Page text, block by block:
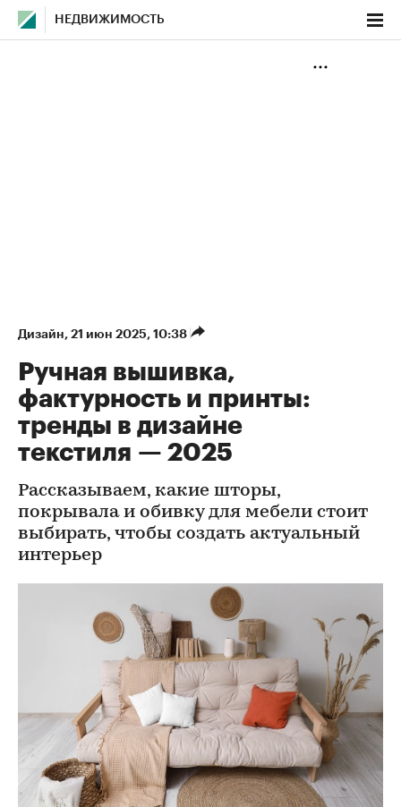
НЕДВИЖИМОСТЬ
Дизайн⁠, 21 июн 2025, 10:38
Ручная вышивка,
фактурность и принты:
тренды в дизайне
текстиля — 2025
Рассказываем, какие шторы,
покрывала и обивку для мебели стоит
выбирать, чтобы создать актуальный
интерьер